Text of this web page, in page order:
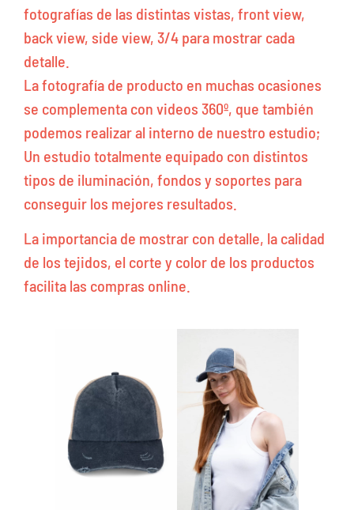
fotografías de las distintas vistas, front view,
back view, side view, 3/4 para mostrar cada
detalle.
La fotografía de producto en muchas ocasiones
se complementa con videos 360º, que también
podemos realizar al interno de nuestro estudio;
Un estudio totalmente equipado con distintos
tipos de iluminación, fondos y soportes para
conseguir los mejores resultados.
La importancia de mostrar con detalle, la calidad
de los tejidos, el corte y color de los productos
facilita las compras online.